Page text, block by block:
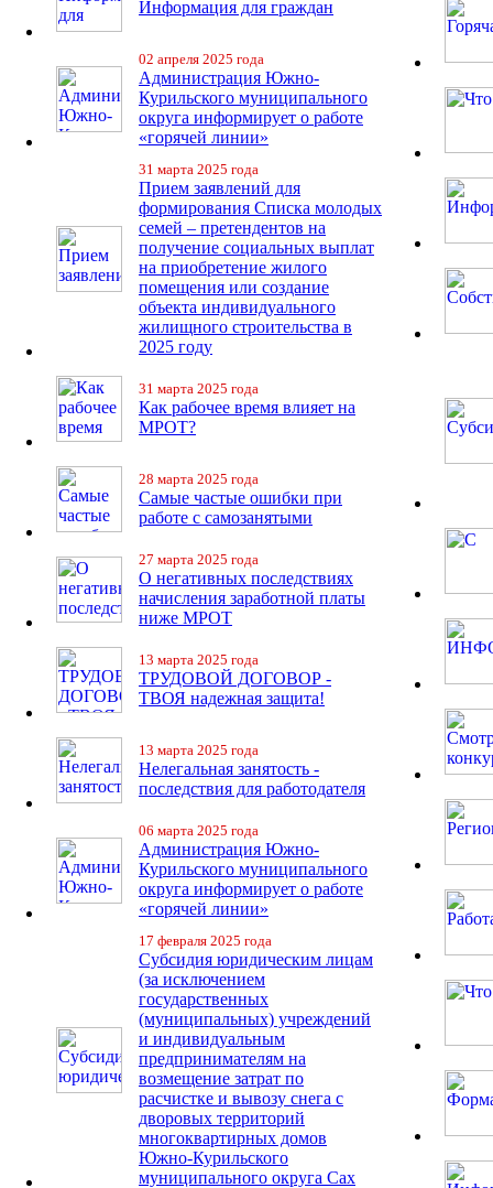
Информация для граждан
02 апреля 2025 года
Администрация Южно-
Курильского муниципального
округа информирует о работе
«горячей линии»
31 марта 2025 года
Прием заявлений для
формирования Списка молодых
семей – претендентов на
получение социальных выплат
на приобретение жилого
помещения или создание
объекта индивидуального
жилищного строительства в
2025 году
31 марта 2025 года
Как рабочее время влияет на
МРОТ?
28 марта 2025 года
Самые частые ошибки при
работе с самозанятыми
27 марта 2025 года
О негативных последствиях
начисления заработной платы
ниже МРОТ
13 марта 2025 года
ТРУДОВОЙ ДОГОВОР -
ТВОЯ надежная защита!
13 марта 2025 года
Нелегальная занятость -
последствия для работодателя
06 марта 2025 года
Администрация Южно-
Курильского муниципального
округа информирует о работе
«горячей линии»
17 февраля 2025 года
Субсидия юридическим лицам
(за исключением
государственных
(муниципальных) учреждений
и индивидуальным
предпринимателям на
возмещение затрат по
расчистке и вывозу снега с
дворовых территорий
многоквартирных домов
Южно-Курильского
муниципального округа Сах